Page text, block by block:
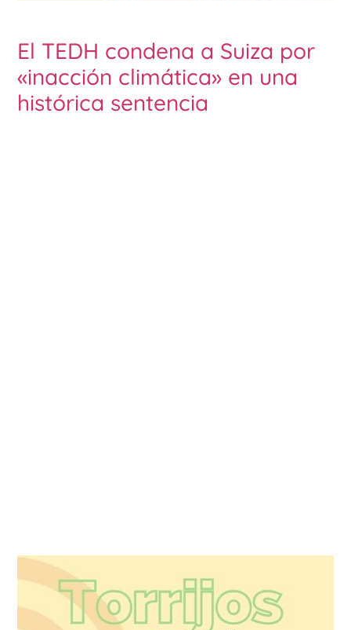
El TEDH condena a Suiza por
«inacción climática» en una
histórica sentencia